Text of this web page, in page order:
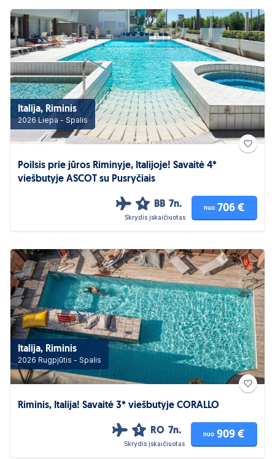
Italija, Riminis
2026 Liepa - Spalis
Poilsis prie jūros Riminyje, Italijoje! Savaitė 4*
viešbutyje ASCOT su Pusryčiais
4 BB 7n.
Skrydis įskaičiuotas
nuo 706 €
Italija, Riminis
2026 Rugpjūtis - Spalis
Riminis, Italija! Savaitė 3* viešbutyje CORALLO
3 RO 7n.
Skrydis įskaičiuotas
nuo 909 €